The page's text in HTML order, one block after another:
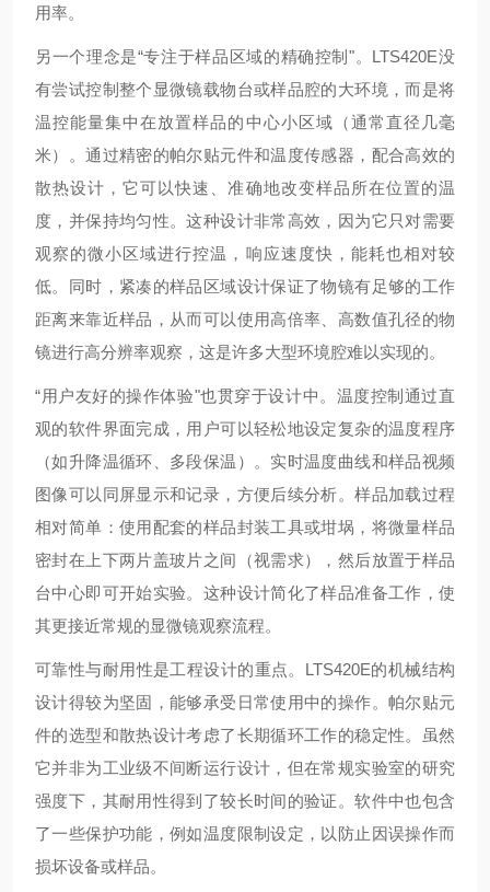
用率。
另一个理念是“专注于样品区域的精确控制"。LTS420E没
有尝试控制整个显微镜载物台或样品腔的大环境，而是将
温控能量集中在放置样品的中心小区域（通常直径几毫
米）。通过精密的帕尔贴元件和温度传感器，配合高效的
散热设计，它可以快速、准确地改变样品所在位置的温
度，并保持均匀性。这种设计非常高效，因为它只对需要
观察的微小区域进行控温，响应速度快，能耗也相对较
低。同时，紧凑的样品区域设计保证了物镜有足够的工作
距离来靠近样品，从而可以使用高倍率、高数值孔径的物
镜进行高分辨率观察，这是许多大型环境腔难以实现的。
“用户友好的操作体验"也贯穿于设计中。温度控制通过直
观的软件界面完成，用户可以轻松地设定复杂的温度程序
（如升降温循环、多段保温）。实时温度曲线和样品视频
图像可以同屏显示和记录，方便后续分析。样品加载过程
相对简单：使用配套的样品封装工具或坩埚，将微量样品
密封在上下两片盖玻片之间（视需求），然后放置于样品
台中心即可开始实验。这种设计简化了样品准备工作，使
其更接近常规的显微镜观察流程。
可靠性与耐用性是工程设计的重点。LTS420E的机械结构
设计得较为坚固，能够承受日常使用中的操作。帕尔贴元
件的选型和散热设计考虑了长期循环工作的稳定性。虽然
它并非为工业级不间断运行设计，但在常规实验室的研究
强度下，其耐用性得到了较长时间的验证。软件中也包含
了一些保护功能，例如温度限制设定，以防止因误操作而
损坏设备或样品。